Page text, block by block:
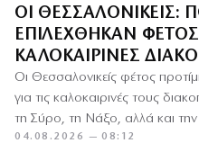
ΟΙ ΘΕΣΣΑΛΟΝΙΚΕΊΣ:
ΕΠΙΛΈΧΘΗΚΑΝ ΦΈΤΟΣ
ΚΑΛΟΚΑΙΡΙΝΈΣ
Οι Θεσσαλονικείς φέτος
για τις καλοκαιρινές τους
τη Σύρο, τη Νάξο, αλλά και
04.08.2026 — 08:12